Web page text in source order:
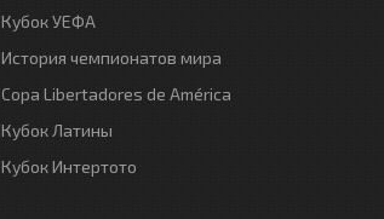
Кубок УЕФА
История чемпионатов мира
Copa Libertadores de América
Кубок Латины
Кубок Интертото